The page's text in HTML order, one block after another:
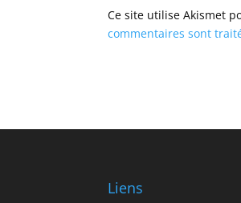
Ce site utilise Akismet
commentaires sont
Liens